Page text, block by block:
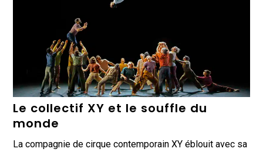
Le collectif XY et le souffle du
monde
La compagnie de cirque contemporain XY éblouit avec sa